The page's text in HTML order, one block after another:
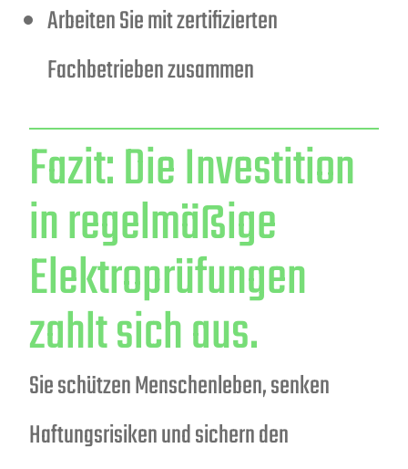
Arbeiten Sie mit zertifizierten
Fachbetrieben zusammen
Fazit: Die Investition
in regelmäßige
Elektroprüfungen
zahlt sich aus.
Sie schützen Menschenleben, senken
Haftungsrisiken und sichern den